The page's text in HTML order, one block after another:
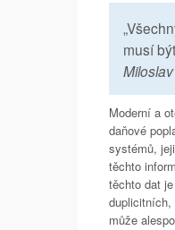
musí
Moderní a
daňové
systémů,
těchto
těchto dat
může